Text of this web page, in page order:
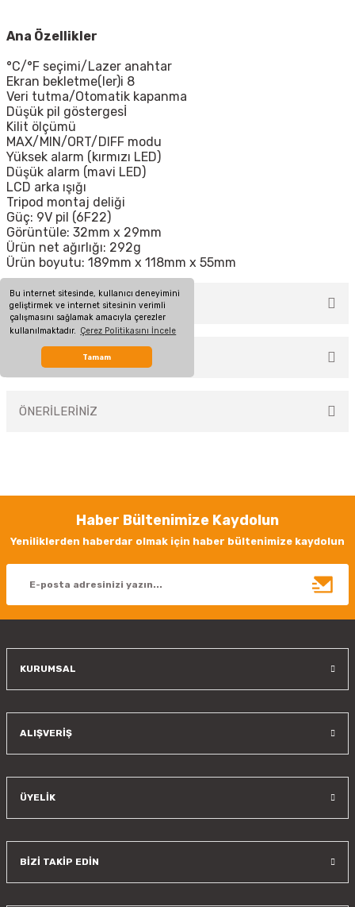
Bu internet sitesinde, kullanıcı deneyimini
geliştirmek ve internet sitesinin verimli
çalışmasını sağlamak amacıyla çerezler
kullanılmaktadır. Çerez Politikasını İncele
Tamam
Ana Özellikler
°C/°F seçimi/Lazer anahtar
Ekran bekletme(ler)i 8
Veri tutma/Otomatik kapanma
Düşük pil göstergesİ
Kilit ölçümü
MAX/MIN/ORT/DIFF modu
Yüksek alarm (kırmızı LED)
Düşük alarm (mavi LED)
LCD arka ışığı
Tripod montaj deliği
Güç: 9V pil (6F22)
Görüntüle: 32mm x 29mm
Ürün net ağırlığı: 292g
Ürün boyutu: 189mm x 118mm x 55mm
MÜŞTERİ YORUMLARI
Bu ürüne ilk yorumu siz yapın!
TAKSİT SEÇENEKLERİ
ÖNERİLERİNİZ
Görüş ve önerileriniz için teşekkür ederiz.
Ürün resmi kalitesiz, bozuk veya görüntülenemiyor.
Ürün bilgilerinde hatalar bulunuyor.
Haber Bültenimize Kaydolun
Yeniliklerden haberdar olmak için haber bültenimize kaydolun
KURUMSAL
ALIŞVERİŞ
ÜYELİK
BİZİ TAKİP EDİN